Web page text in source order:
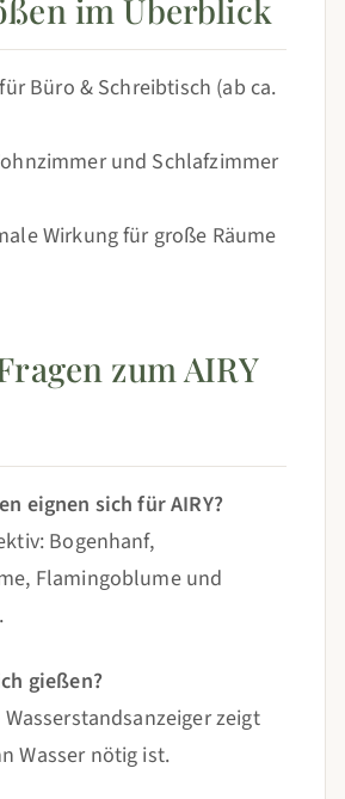
im Überblick
Büro & Schreibtisch (ab ca.
und Schlafzimmer
Wirkung für große Räume
zum AIRY
eignen sich für AIRY?
Bogenhanf,
Flamingoblume und
gießen?
zeigt
Wasser nötig ist.